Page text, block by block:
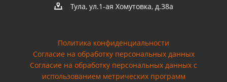
Тула, ул.1-ая Хомутовка, д.38а
Политика конфиденциальности
Согласие на обработку персональных данных
Cогласие на обработку персональных данных с
использованием метрических программ